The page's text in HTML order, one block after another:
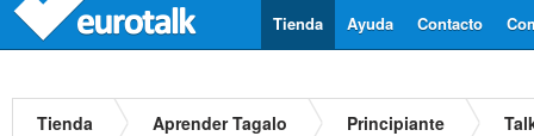
Contacto
Ayuda
Tienda
Tienda Aprender Tagalo Principiante